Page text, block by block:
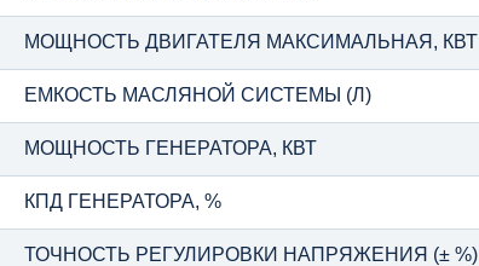
МОЩНОСТЬ ДВИГАТЕЛЯ МАКСИМАЛЬНАЯ, КВТ
ЕМКОСТЬ МАСЛЯНОЙ СИСТЕМЫ (Л)
МОЩНОСТЬ ГЕНЕРАТОРА, КВТ
КПД ГЕНЕРАТОРА, %
ТОЧНОСТЬ РЕГУЛИРОВКИ НАПРЯЖЕНИЯ (± %)